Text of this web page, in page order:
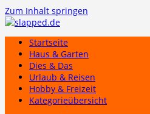
Zum Inhalt springen
Startseite
Haus & Garten
Dies & Das
Urlaub & Reisen
Hobby & Freizeit
Kategorieübersicht